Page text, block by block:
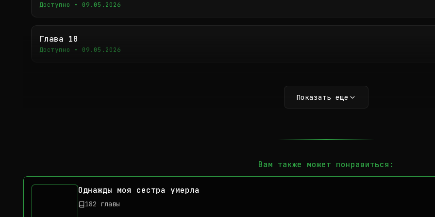
Доступно • 09.05.2026
Глава 10
Доступно • 09.05.2026
Показать еще
Вам также может понравиться:
Однажды моя сестра умерла
182 главы